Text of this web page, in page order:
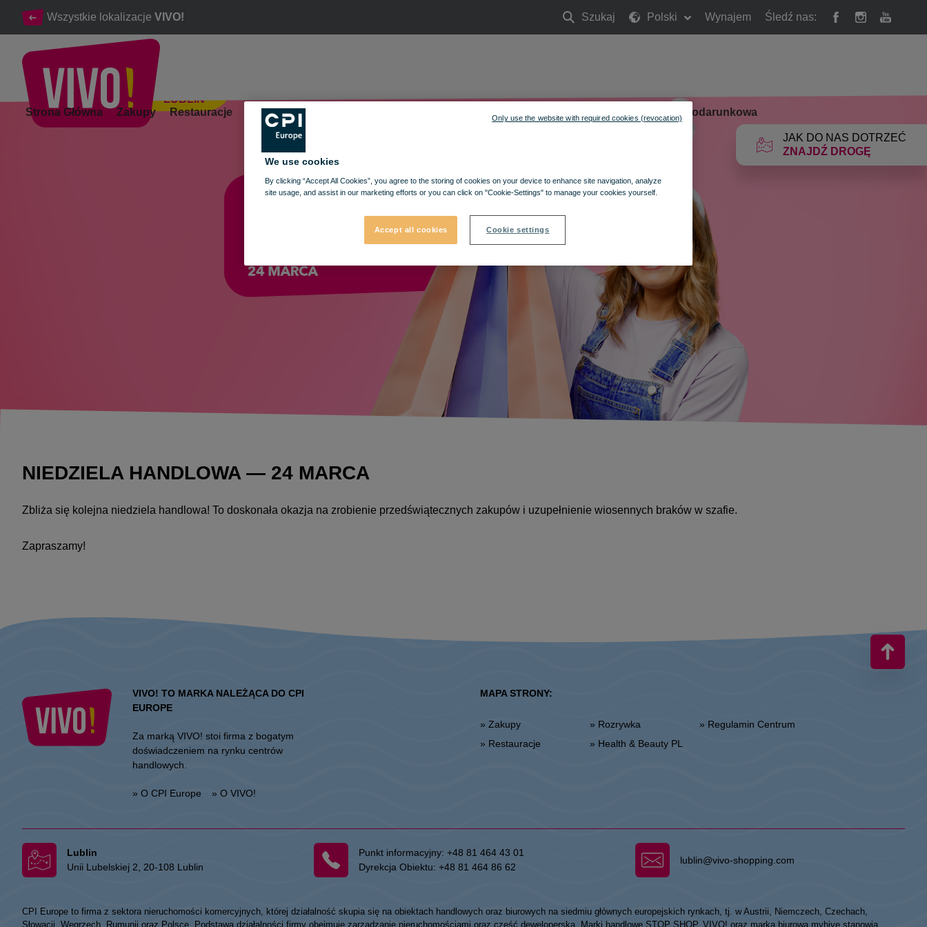
Wszystkie lokalizacje VIVO! Szukaj
Szukaj
Polski Wynajem Śledź nas:
JAK DO NAS DOTRZEĆ
ZNAJDŹ DROGĘ
LUBLIN
Strona Główna Zakupy Restauracje Rozrywka Karta Podarunkowa
NIEDZIELA HANDLOWA — 24 MARCA
NIEDZIELA HANDLOWA — 24 MARCA
Zbliża się kolejna niedziela handlowa! To doskonała okazja na zrobienie przedświątecznych zakupów i uzupełnienie wiosennych braków w szafie.
Zapraszamy!
VIVO! TO MARKA NALEŻĄCA DO CPI
EUROPE
Za marką VIVO! stoi firma z bogatym
doświadczeniem na rynku centrów
handlowych.
» O CPI Europe » O VIVO!
MAPA STRONY:
» Zakupy
» Restauracje
» Rozrywka
» Health & Beauty PL
» Regulamin Centrum
Lublin
Unii Lubelskiej 2, 20-108 Lublin
Punkt informacyjny:+48 81 464 43 01
Dyrekcja Obiektu:+48 81 464 86 62
lublin@vivo-shopping.com
CPI Europe to firma z sektora nieruchomości komercyjnych, której działalność skupia się na obiektach handlowych oraz biurowych na siedmiu głównych europejskich rynkach, tj. w Austrii, Niemczech, Czechach,
Słowacji, Węgrzech, Rumunii oraz Polsce. Podstawa działalności firmy obejmuje zarządzanie nieruchomościami oraz część deweloperską. Marki handlowe STOP SHOP, VIVO! oraz marka biurowa myhive stanowią
We use cookies
By clicking “Accept All Cookies”, you agree to the storing of cookies on your device to enhance site navigation, analyze
site usage, and assist in our marketing efforts or you can click on "Cookie-Settings" to manage your cookies yourself.
Accept all cookies Cookie settings
Only use the website with required cookies (revocation)